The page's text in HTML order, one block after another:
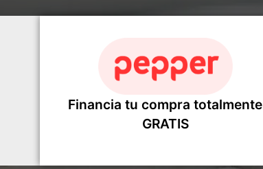
Financia tu compra totalmente
GRATIS